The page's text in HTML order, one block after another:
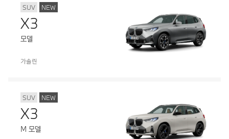
SUV NEW
X3
모델
가솔린
SUV NEW
X3
M 모델